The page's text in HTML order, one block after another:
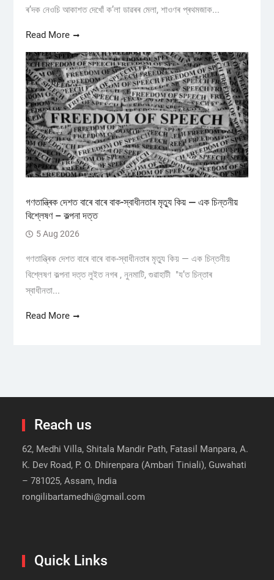
ৰ’দক নেওচি আকাশত দেখোঁ ক’লা ডাৱৰৰ মেলা, শাওণৰ প্ৰথমজাক...
Read More
গণতান্ত্ৰিক দেশত বাৰে বাৰে বাক-স্বাধীনতাৰ মৃত্যু কিয় — এক চিন্তনীয়
বিশ্লেষণ – কল্পনা দত্ত
5 Aug 2026
গণতান্ত্ৰিক দেশত বাৰে বাৰে বাক-স্বাধীনতাৰ মৃত্যু কিয় — এক চিন্তনীয়
বিশ্লেষণ কল্পনা দত্ত লুইত নগৰ , নুনমাটি, গুৱাহাটী "য’ত চিন্তাৰ
স্বাধীনতা...
Read More
Reach us
62, Medhi Villa, Shitala Mandir Path, Fatasil Manpara, A.
K. Dev Road, P. O. Dhirenpara (Ambari Tiniali), Guwahati
– 781025, Assam, India
rongilibartamedhi@gmail.com
Quick Links